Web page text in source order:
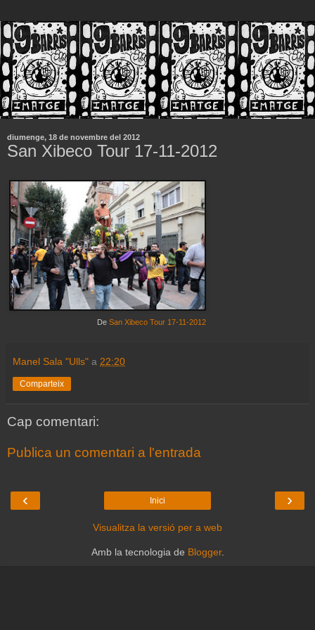
diumenge, 18 de novembre del 2012
San Xibeco Tour 17-11-2012
De San Xibeco Tour 17-11-2012
Manel Sala "Ulls" a 22:20
Comparteix
Cap comentari:
Publica un comentari a l'entrada
‹ ›
Inici
Visualitza la versió per a web
Amb la tecnologia de Blogger.